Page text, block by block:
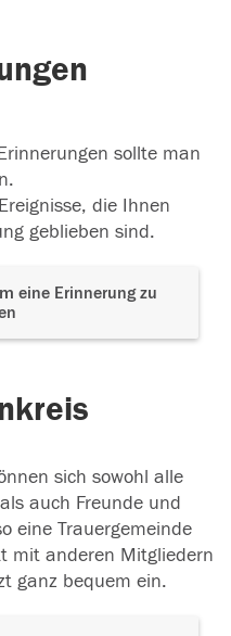
sollte man
die Ihnen
geblieben sind.
eine Erinnerung zu
sich sowohl alle
auch Freunde und
eine Trauergemeinde
mit anderen Mitgliedern
ganz bequem ein.